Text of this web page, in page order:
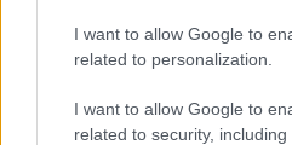
I want to allow Google to
related to personalization.
I want to allow Google to
related to security,
CRIPTOVALUTE